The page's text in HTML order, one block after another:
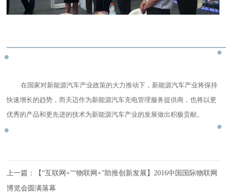
在国家对新能源汽车产业政策的大力推动下，新能源汽车产业将保持
快速增长的趋势，而天迈作为新能源汽车充电管理服务提供商，也将以更
优秀的产品和更先进的技术为新能源汽车产业的发展做出积极贡献。
上一篇：
【“互联网+”“物联网+”助推创新发展】2016中国国际物联网
博览会圆满落幕